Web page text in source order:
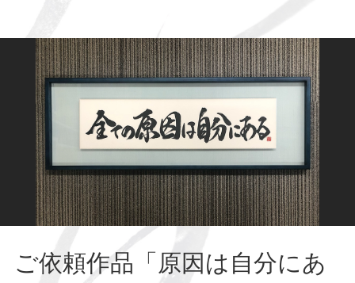
ご依頼作品「原因は自分にあ